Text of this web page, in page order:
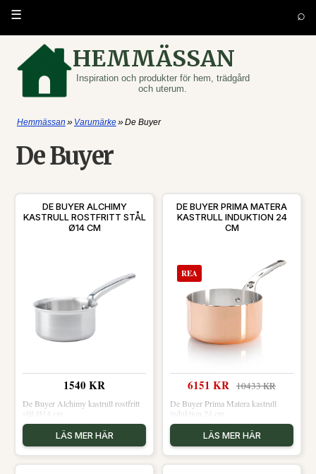
HEMMÄSSAN
Inspiration och produkter för hem, trädgård
och uterum.
☰ ⌕
Hemmässan » Varumärke»De Buyer
De Buyer
DE BUYER ALCHIMY
KASTRULL ROSTFRITT STÅL
Ø14 CM
1540 KR
De Buyer Alchimy kastrull rostfritt
stål Ø14 cm
LÄS MER HÄR
DE BUYER PRIMA MATERA
KASTRULL INDUKTION 24
CM
REA
6151 KR 10433 KR
De Buyer Prima Matera kastrull
induktion 24 cm
LÄS MER HÄR